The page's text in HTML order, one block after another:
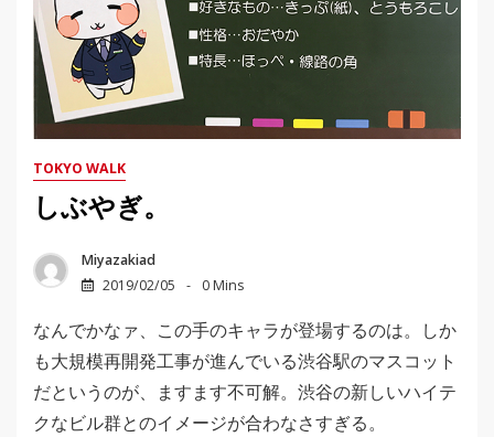
TOKYO WALK
しぶやぎ。
Miyazakiad
2019/02/05
0 Mins
なんでかなァ、この手のキャラが登場するのは。しか
も大規模再開発工事が進んでいる渋谷駅のマスコット
だというのが、ますます不可解。渋谷の新しいハイテ
クなビル群とのイメージが合わなさすぎる。